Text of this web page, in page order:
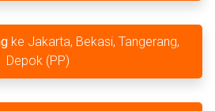
ke Jakarta, Bekasi, Tangerang,
Depok (PP)